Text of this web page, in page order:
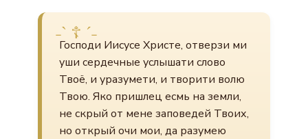
Господи Иисусе Христе, отверзи ми
уши сердечные услышати слово
Твоё, и уразумети, и творити волю
Твою. Яко пришлец есмь на земли,
не скрый от мене заповедей Твоих,
но открый очи мои, да разумею